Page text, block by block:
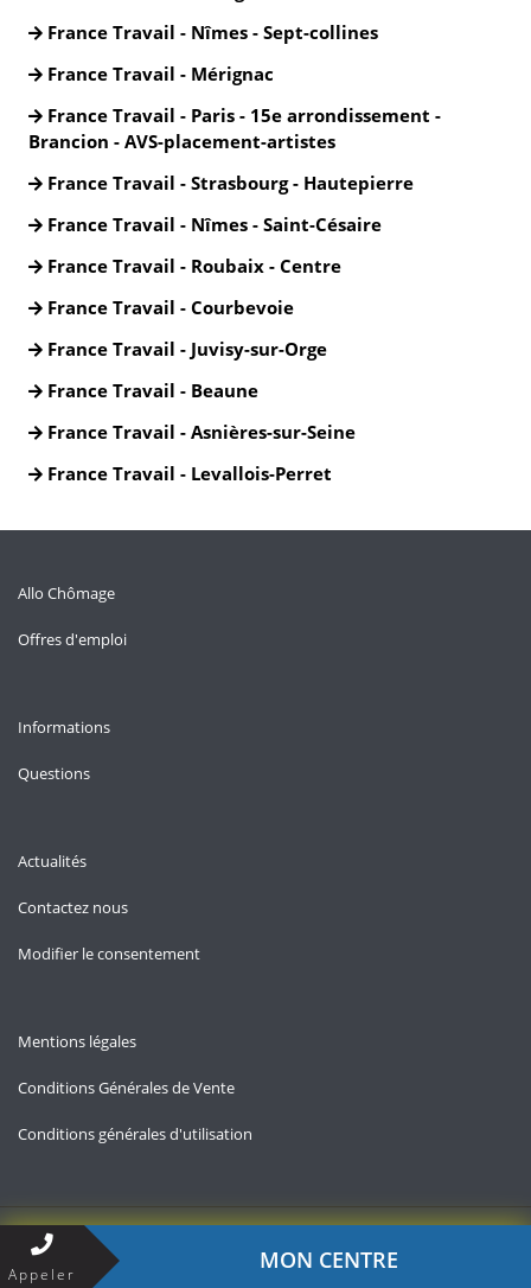
France Travail - Nîmes - Sept-collines
France Travail - Mérignac
France Travail - Paris - 15e arrondissement -
Brancion - AVS-placement-artistes
France Travail - Strasbourg - Hautepierre
France Travail - Nîmes - Saint-Césaire
France Travail - Roubaix - Centre
France Travail - Courbevoie
France Travail - Juvisy-sur-Orge
France Travail - Beaune
France Travail - Asnières-sur-Seine
France Travail - Levallois-Perret
Allo Chômage
Offres d'emploi
Informations
Questions
Actualités
Contactez nous
Modifier le consentement
Mentions légales
Conditions Générales de Vente
Conditions générales d'utilisation
Copyright © 2026 — Allo-chomage.fr
Appeler
MON CENTRE